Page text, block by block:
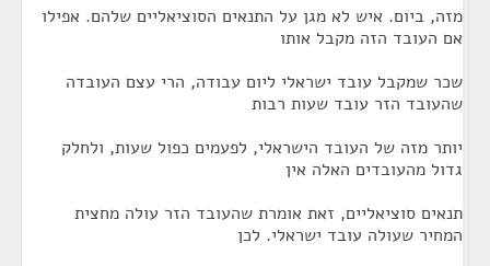
מזה, ביום. איש לא מגן על התנאים הסוציאליים שלהם. אפילו
אם העובד הזה מקבל אותו
שכר שמקבל עובד ישראלי ליום עבודה, הרי עצם העובדה
שהעובד הזר עובד שעות רבות
יותר מזה של העובד הישראלי, לפעמים כפול שעות, ולחלק
גדול מהעובדים האלה אין
תנאים סוציאליים, זאת אומרת שהעובד הזר עולה מחצית
המחיר שעולה עובד ישראלי. לכן